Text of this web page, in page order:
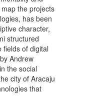
the projects
has been
character,
structured
fields of digital
Andrew
the social
city of Aracaju
that